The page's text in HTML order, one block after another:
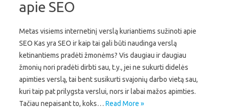
apie SEO
Metas visiems internetinį verslą kuriantiems sužinoti apie
SEO Kas yra SEO ir kaip tai gali būti naudinga verslą
ketinantiems pradėti žmonėms? Vis daugiau ir daugiau
žmonių nori pradėti dirbti sau, t.y., jei ne sukurti didelės
apimties verslą, tai bent susikurti svajonių darbo vietą sau,
kuri taip pat prilygsta verslui, nors ir labai mažos apimties.
Tačiau nepaisant to, koks… Read More »